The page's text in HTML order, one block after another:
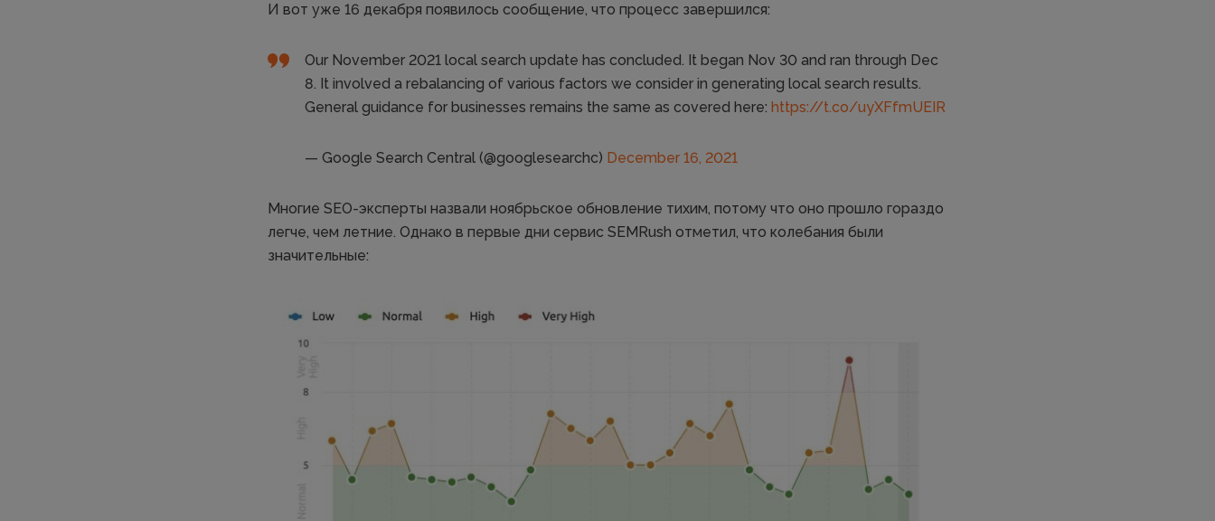
И вот уже 16 декабря появилось сообщение, что процесс завершился:
Our November 2021 local search update has concluded. It began Nov 30 and ran through Dec
8. It involved a rebalancing of various factors we consider in generating local search results.
General guidance for businesses remains the same as covered here: https://t.co/uyXFfmUEIR
— Google Search Central (@googlesearchc) December 16, 2021
Многие SEO-эксперты назвали ноябрьское обновление тихим, потому что оно прошло гораздо
легче, чем летние. Однако в первые дни сервис SEMRush отметил, что колебания были
значительные: